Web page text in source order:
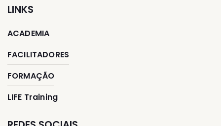
LINKS
ACADEMIA
FACILITADORES
FORMAÇÃO
LIFE Training